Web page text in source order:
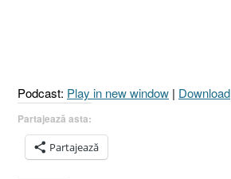
Podcast: Play in new window | Download
Partajează asta:
Partajează